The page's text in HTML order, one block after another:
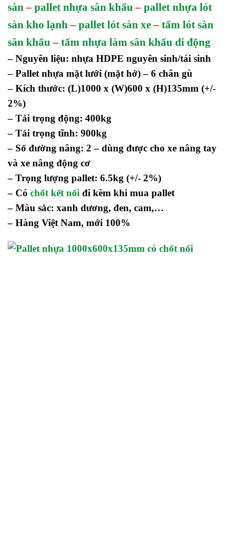
sàn – pallet nhựa sân khấu – pallet nhựa lót
sàn kho lạnh – pallet lót sàn xe – tấm lót sàn
sân khấu – tấm nhựa làm sân khấu di động
– Nguyên liệu: nhựa HDPE nguyên sinh/tái sinh
– Pallet nhựa mặt lưới (mặt hở) – 6 chân gù
– Kích thước: (L)1000 x (W)600 x (H)135mm (+/-
2%)
– Tải trọng động: 400kg
– Tải trọng tĩnh: 900kg
– Số đường nâng: 2 – dùng được cho xe nâng tay
và xe nâng động cơ
– Trọng lượng pallet: 6.5kg (+/- 2%)
– Có chốt kết nối đi kèm khi mua pallet
– Màu sắc: xanh dương, đen, cam,…
– Hàng Việt Nam, mới 100%